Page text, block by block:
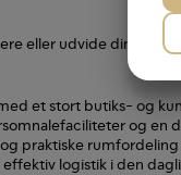
eller udvide din butik i
et stort butiks- og
og en
praktiske
logistik i den